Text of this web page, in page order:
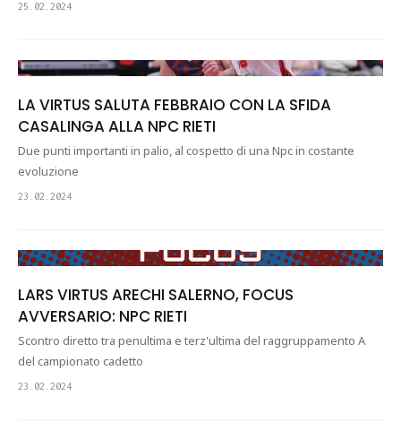
25.02.2024
LA VIRTUS SALUTA FEBBRAIO CON LA SFIDA
CASALINGA ALLA NPC RIETI
Due punti importanti in palio, al cospetto di una Npc in costante
evoluzione
23.02.2024
LARS VIRTUS ARECHI SALERNO, FOCUS
AVVERSARIO: NPC RIETI
Scontro diretto tra penultima e terz'ultima del raggruppamento A
del campionato cadetto
23.02.2024